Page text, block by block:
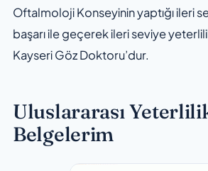
Oftalmoloji Konseyinin yaptığı ileri
başarı ile geçerek ileri seviye
Kayseri Göz Doktoru’dur.
Uluslararası
Belgelerim